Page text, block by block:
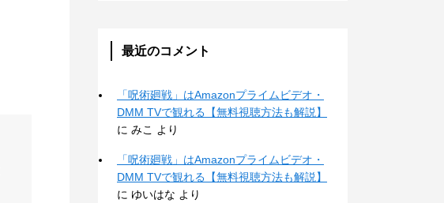
最近のコメント
「呪術廻戦」はAmazonプライムビデオ・
DMM TVで観れる【無料視聴方法も解説】
に みこ より
「呪術廻戦」はAmazonプライムビデオ・
DMM TVで観れる【無料視聴方法も解説】
に ゆいはな より